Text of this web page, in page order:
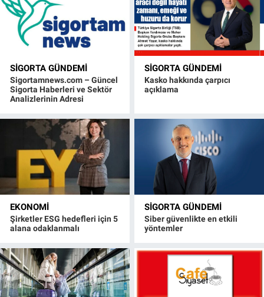
SIGORTA GÜNDEMI
Sigortamnews.com – Güncel
Sigorta Haberleri ve Sektör
Analizlerinin Adresi
SIGORTA GÜNDEMI
Kasko hakkında çarpıcı
açıklama
EKONOMI
Şirketler ESG hedefleri için 5
alana odaklanmalı
SIGORTA GÜNDEMI
Siber güvenlikte en etkili
yöntemler